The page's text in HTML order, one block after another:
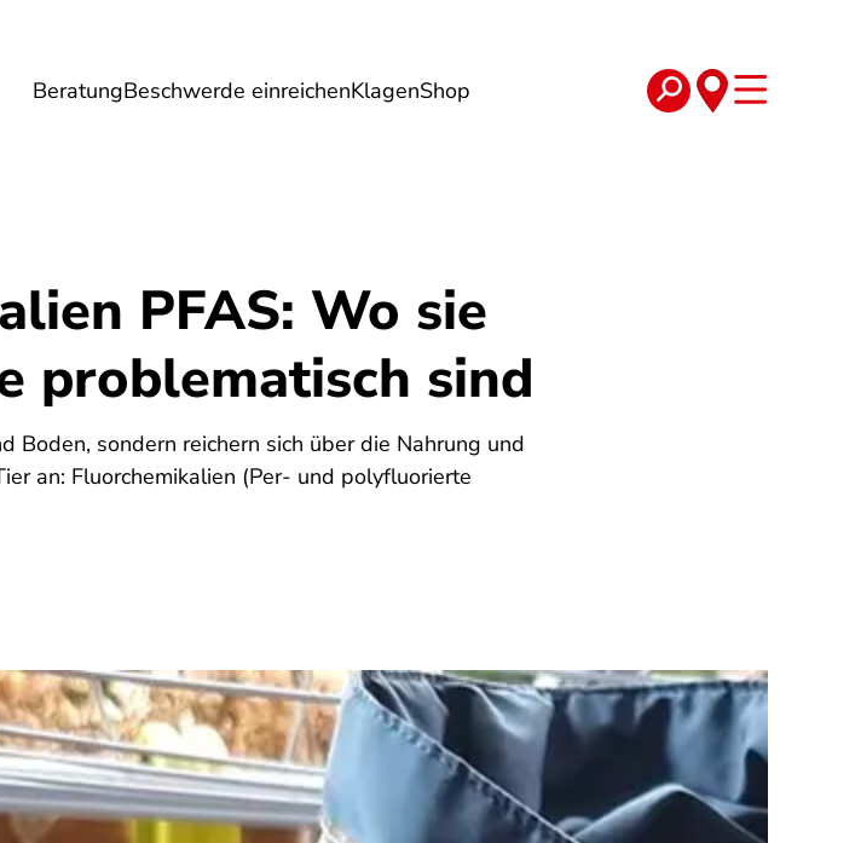
BeratungBeschwerde einreichenKlagenShop
Energie Reise Verträge
PFAS: Wo sie
problematisch sind
Boden, sondern reichern sich über die Nahrung und
an: Fluorchemikalien (Per- und polyfluorierte